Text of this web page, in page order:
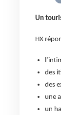
Un
HX
des
des
une
un